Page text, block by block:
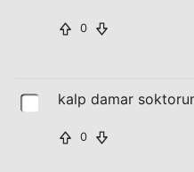
0
kalp damar
0